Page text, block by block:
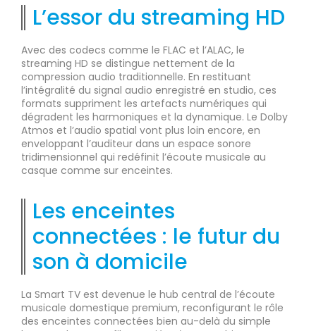
L’essor du streaming HD
Avec des codecs comme le FLAC et l’ALAC, le
streaming HD se distingue nettement de la
compression audio traditionnelle. En restituant
l’intégralité du signal audio enregistré en studio, ces
formats suppriment les artefacts numériques qui
dégradent les harmoniques et la dynamique. Le Dolby
Atmos et l’audio spatial vont plus loin encore, en
enveloppant l’auditeur dans un espace sonore
tridimensionnel qui redéfinit l’écoute musicale au
casque comme sur enceintes.
Les enceintes
connectées : le futur du
son à domicile
La Smart TV est devenue le hub central de l’écoute
musicale domestique premium, reconfigurant le rôle
des enceintes connectées bien au-delà du simple